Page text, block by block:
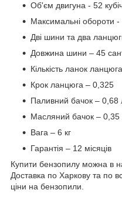
Об'єм двигуна - 52
Максимальні обороти
Дві шини та два
Довжина шини – 45
Кількість ланок
Крок ланцюга – 0,325
Паливний бачок – 0,68
Масляний бачок – 0,35
Вага – 6 кг
Гарантія – 12 місяців
Купити бензопилу можна в
Доставка по Харкову та по
ціни на бензопили.